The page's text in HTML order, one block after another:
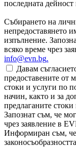
последната
Събирането на
непредоставянето
изпълнение.
всяко време чрез
info@evn.bg.
Давам
предоставените от
стоки и услуги по
начин, както и за
предлаганите стоки
Запознат съм, че
чрез заявление в
Информиран съм, че